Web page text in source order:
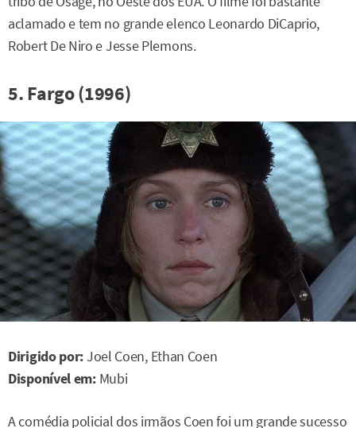
aclamado e tem no grande elenco Leonardo DiCaprio,
Robert De Niro e Jesse Plemons.
5. Fargo (1996)
Dirigido por:Joel Coen, Ethan Coen
Disponível em:Mubi
A comédia policial dos irmãos Coen foi um grande sucesso